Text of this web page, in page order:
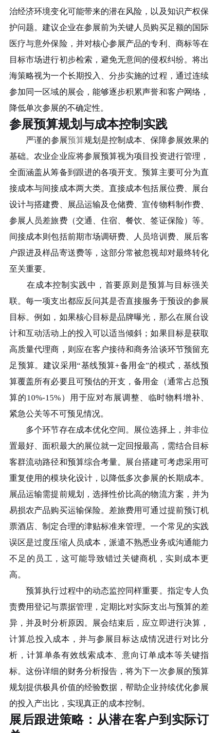
治经济环境变化可能带来的潜在风险，以及知识产权保
护问题。建议企业在参展前为关键人员购买足额的国际
医疗与意外保险，并对核心参展产品的专利、商标等在
目标市场进行初步检索，避免无意间的侵权纠纷。将出
海策略视为一个长期投入、分步实施的过程，通过连续
参加同一区域的展会，能够逐步积累声誉和客户网络，
降低单次参展的不确定性。
参展预算规划与成本控制实践
严谨的参展预算规划是控制成本、保障参展效果的
基础。农业企业应将参展预算视为项目投资进行管理，
全面涵盖从筹备到跟进的各项开支。预算主要可分为直
接成本与间接成本两大类。直接成本包括展位费、展台
设计与搭建费、展品运输及仓储费、宣传物料制作费、
参展人员差旅费（交通、住宿、餐饮、签证保险）等。
间接成本则包括前期市场调研费、人员培训费、展后客
户跟进及样品寄送费等，这部分常被忽视却对最终转化
至关重要。
在成本控制实践中，首要原则是预算与目标强关
联。每一项支出都应反问其是否直接服务于预设的参展
目标。例如，如果核心目标是品牌曝光，那么在展台设
计和互动活动上的投入可以适当倾斜；如果目标是获取
高质量代理商，则应在客户接待和商务洽谈环节预留充
足预算。建议采用“基线预算+备用金”的模式，基线预
算覆盖所有必要且可预估的开支，备用金（通常占总预
算的10%-15%）用于应对布展调整、临时物料增补、
紧急公关等不可预见情况。
多个环节存在成本优化空间。展位选择上，并非位
置最好、面积最大的展位就一定回报最高，需结合目标
客群流动路径和预算综合考量。展台搭建可考虑采用可
重复使用的模块化设计，以降低多次参展的长期成本。
展品运输需提前规划，选择性价比高的物流方案，并为
易损农产品购买运输保险。差旅费用可通过提前预订机
票酒店、制定合理的津贴标准来管理。一个常见的实践
误区是过度压缩人员成本，派遣不熟悉业务或沟通能力
不足的员工，这可能导致错过关键商机，实则成本更
高。
预算执行过程中的动态监控同样重要。指定专人负
责费用登记与票据管理，定期比对实际支出与预算的差
异，并及时分析原因。展会结束后，应立即进行决算，
计算总投入成本，并与参展目标达成情况进行对比分
析，计算单条有效线索成本、意向订单成本等关键指
标。这份详细的财务分析报告，将为下一次参展的预算
规划提供极具价值的经验数据，帮助企业持续优化参展
的投入产出比，实现真正的成本控制。
展后跟进策略：从潜在客户到实际订